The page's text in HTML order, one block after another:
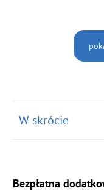
W skrócie
Bezpłatna